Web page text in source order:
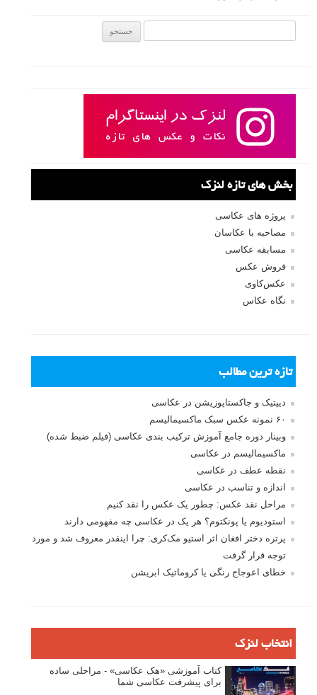
بخش های تازه لنزک
پروژه های عکاسی
مصاحبه با عکاسان
مسابقه عکاسی
فروش عکس
عکس‌کاوی
نگاه عکاس
تازه ترین مطالب
دیپتیک و جاکستا‌پوزیشن در عکاسی
۶۰ نمونه عکس سبک ماکسیمالیسم
وبینار دوره جامع آموزش ترکیب بندی عکاسی (فیلم ضبط شده)
ماکسیمالیسم در عکاسی
نقطه عطف در عکاسی
اندازه و تناسب در عکاسی
مراحل نقد عکس: چطور یک عکس را نقد کنیم
استودیوم یا پونکتوم؟ هر یک در عکاسی چه مفهومی دارند
پرتره دختر افغان اثر استیو مک‌کری: چرا اینقدر معروف شد و مورد
توجه قرار گرفت
خطای اعوجاج رنگی یا کروماتیک ابریشن
انتخاب لنزک
کتاب آموزشی «هک عکاسی» - مراحلی ساده
برای پیشرفت عکاسی شما